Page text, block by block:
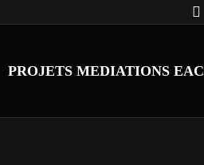
PROJETS MEDIATIONS EAC